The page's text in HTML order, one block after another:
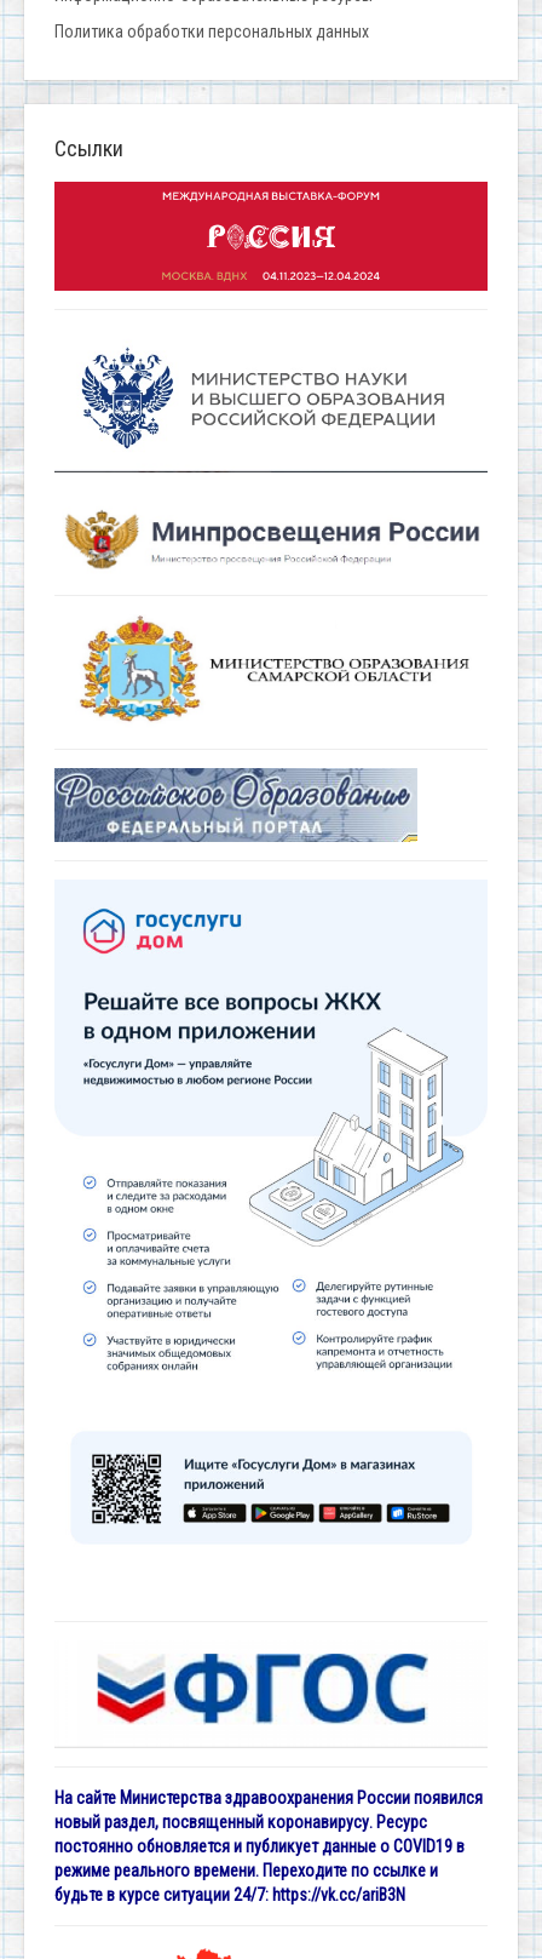
Политика обработки персональных данных
Ссылки
На сайте Министерства здравоохранения России появился
новый раздел, посвященный коронавирусу. Ресурс
постоянно обновляется и публикует данные о COVID19 в
режиме реального времени. Переходите по ссылке и
будьте в курсе ситуации 24/7: https://vk.cc/ariB3N